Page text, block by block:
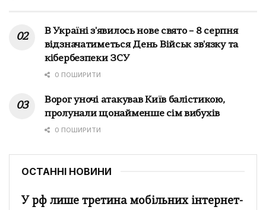
В Україні з'явилось нове свято – 8 серпня
відзначатиметься День Військ зв'язку та
кібербезпеки ЗСУ
0 ПОШИРИТИ
Ворог уночі атакував Київ балістикою,
пролунали щонайменше сім вибухів
0 ПОШИРИТИ
ОСТАННІ НОВИНИ
У рф лише третина мобільних інтернет-